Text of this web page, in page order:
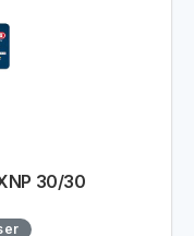
30/30